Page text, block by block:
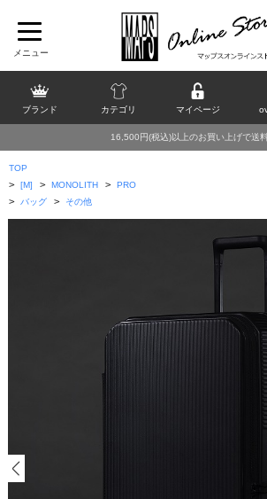
ブランド カテゴリ マイページ
16,500円(税込)以上のお買い上げで送
TOP
> [M] > MONOLITH > PRO
> バッグ > その他